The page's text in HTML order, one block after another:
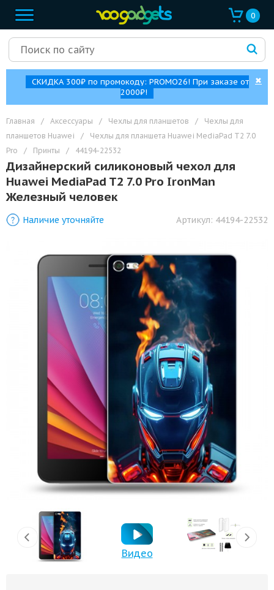
0
СКИДКА 300₽ по промокоду: PROMO26! При заказе от
2000₽!
✖
Главная / Аксессуары / Чехлы для планшетов /
Чехлы для
планшетов Huawei
/
Чехлы для планшета Huawei MediaPad T2 7.0
Pro
/ Принты / 44194-22532
Дизайнерский силиконовый чехол для
Huawei MediaPad T2 7.0 Pro IronMan
Железный человек
Видео
Наличие уточняйте Артикул: 44194-22532